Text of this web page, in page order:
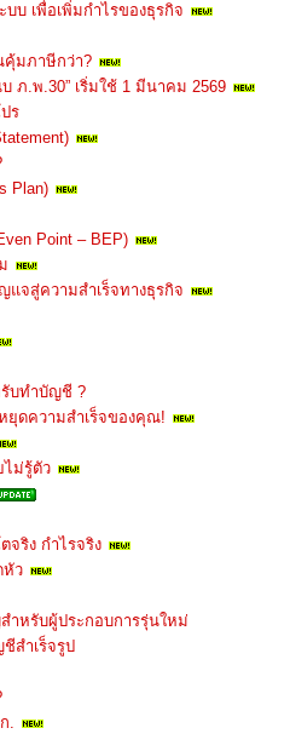
บ เพื่อเพิ่มกำไรของธุรกิจ
มภาษีกว่า?
ภ.พ.30” เริ่มใช้ 1 มีนาคม 2569
ร
Plan)
Point – BEP)
จสู่ความสำเร็จทางธุรกิจ
รับทำบัญชี ?
ยุดความสำเร็จของคุณ!
ม่รู้ตัว
จริง กำไรจริง
หัว
ำหรับผู้ประกอบการรุ่นใหม่
สำเร็จรูป
.